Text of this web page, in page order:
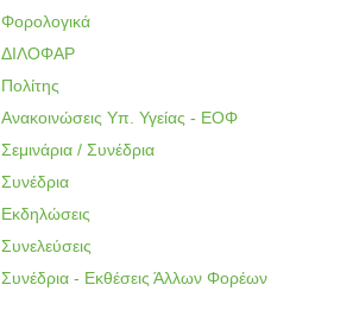
Φορολογικά
ΔΙΛΟΦΑΡ
Πολίτης
Ανακοινώσεις Υπ. Υγείας - ΕΟΦ
Σεμινάρια / Συνέδρια
Συνέδρια
Εκδηλώσεις
Συνελεύσεις
Συνέδρια - Εκθέσεις Άλλων Φορέων